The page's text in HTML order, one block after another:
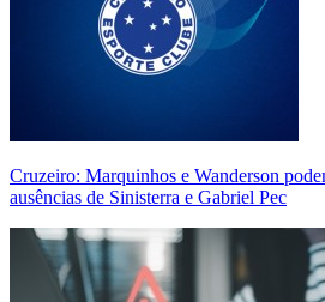
Cruzeiro: Marquinhos e Wanderson
ausências de Sinisterra e Gabriel Pec